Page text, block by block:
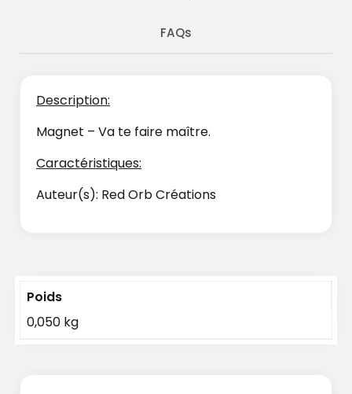
FAQs
Description:
Magnet – Va te faire maître.
Caractéristiques:
Auteur(s): Red Orb Créations
Poids
0,050 kg